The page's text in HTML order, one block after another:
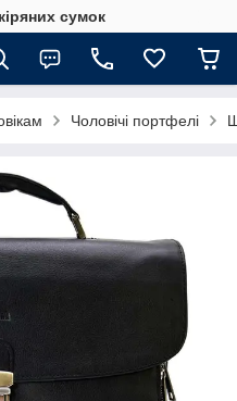
сумок
Чоловічі портфелі